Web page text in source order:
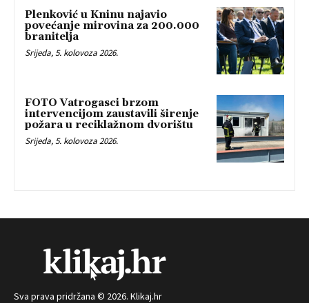
Plenković u Kninu najavio
povećanje mirovina za 200.000
branitelja
Srijeda, 5. kolovoza 2026.
FOTO Vatrogasci brzom
intervencijom zaustavili širenje
požara u reciklažnom dvorištu
Srijeda, 5. kolovoza 2026.
Sva prava pridržana © 2026. Klikaj.hr